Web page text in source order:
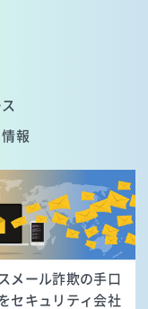
報
メール詐欺の手口
セキュリティ会社